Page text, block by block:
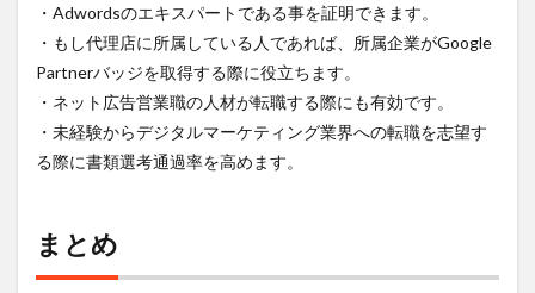
・Adwordsのエキスパートである事を証明できます。
・もし代理店に所属している人であれば、所属企業がGoogle
Partnerバッジを取得する際に役立ちます。
・ネット広告営業職の人材が転職する際にも有効です。
・未経験からデジタルマーケティング業界への転職を志望す
る際に書類選考通過率を高めます。
まとめ